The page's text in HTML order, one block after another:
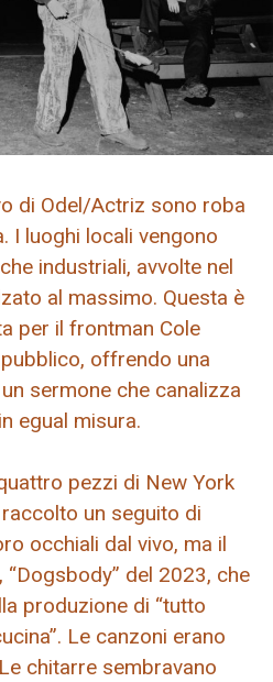
di Odel/Actriz sono roba
I luoghi locali vengono
industriali, avvolte nel
al massimo. Questa è
per il frontman Cole
offrendo una
sermone che canalizza
egual misura.
pezzi di New York
un seguito di
occhiali dal vivo, ma il
del 2023, che
produzione di “tutto
Le canzoni erano
chitarre sembravano